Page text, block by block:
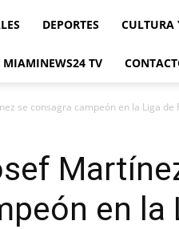
DEPORTES CULTURA
MIAMINEWS24 TV
se consagra campeón en la Liga de
en la